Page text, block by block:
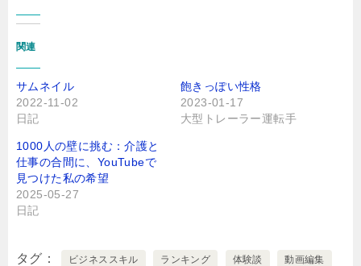
関連
サムネイル
2022-11-02
日記
飽きっぽい性格
2023-01-17
大型トレーラー運転手
1000人の壁に挑む：介護と
仕事の合間に、YouTubeで
見つけた私の希望
2025-05-27
日記
タグ ビジネススキル ランキング 体験談 動画編集